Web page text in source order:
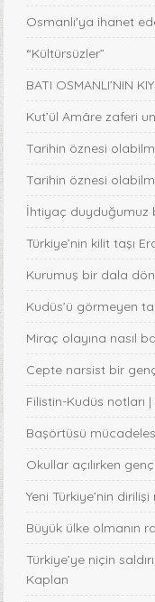
Osmanlı'ya ihanet
“Kültürsüzler”
BATI OSMANLI’NIN
Kut’ül Amâre zaferi
Tarihin öznesi
Tarihin öznesi
İhtiyaç duyduğumuz
Türkiye’nin kilit taşı
Kurumuş bir dala
Kudüs’ü görmeyen
Miraç olayına nasıl
Cepte narsist bir
Filistin-Kudüs notları |
Başörtüsü
Okullar açılırken
Yeni Türkiye’nin dirilişi
Büyük ülke olmanın
Türkiye’ye niçin
Kaplan